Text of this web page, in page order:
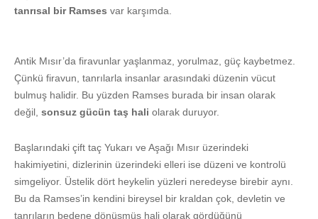
tanrısal bir Ramses var karşımda.
Antik Mısır’da firavunlar yaşlanmaz, yorulmaz, güç kaybetmez.
Çünkü firavun, tanrılarla insanlar arasındaki düzenin vücut
bulmuş halidir. Bu yüzden Ramses burada bir insan olarak
değil, sonsuz gücün taş hali olarak duruyor.
Başlarındaki çift taç Yukarı ve Aşağı Mısır üzerindeki
hakimiyetini, dizlerinin üzerindeki elleri ise düzeni ve kontrolü
simgeliyor. Üstelik dört heykelin yüzleri neredeyse birebir aynı.
Bu da Ramses’in kendini bireysel bir kraldan çok, devletin ve
tanrıların bedene dönüşmüş hali olarak gördüğünü